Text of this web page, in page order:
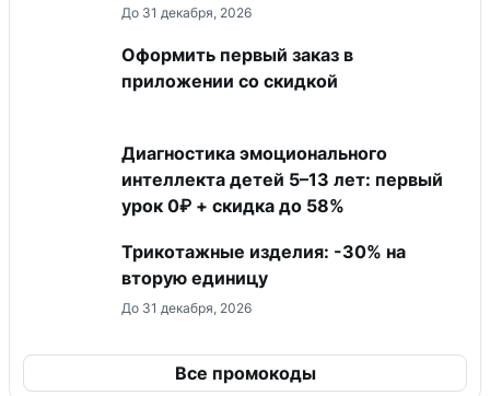
До 31 декабря, 2026
Оформить первый заказ в
приложении со скидкой
Диагностика эмоционального
интеллекта детей 5–13 лет: первый
урок 0₽ + скидка до 58%
Трикотажные изделия: -30% на
вторую единицу
До 31 декабря, 2026
Все промокоды